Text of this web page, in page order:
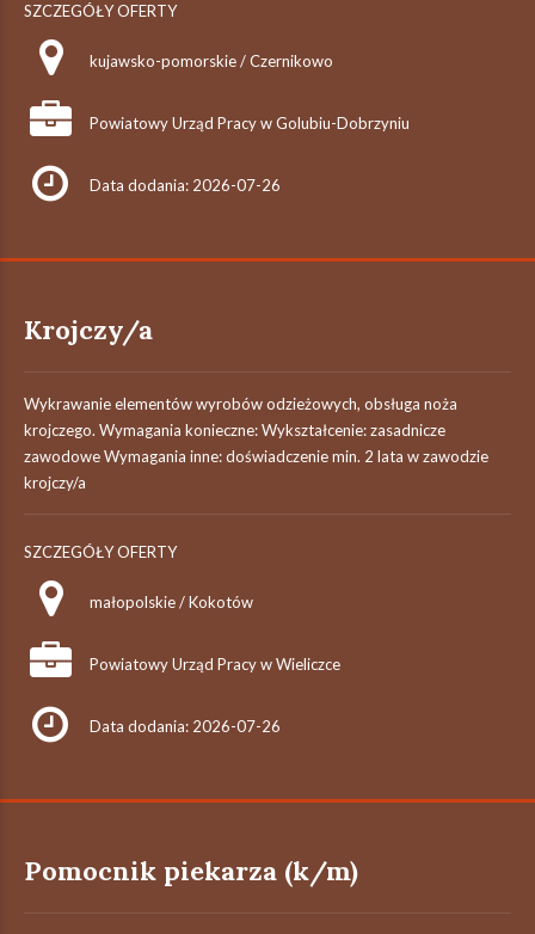
SZCZEGÓŁY OFERTY
kujawsko-pomorskie / Czernikowo
Powiatowy Urząd Pracy w Golubiu-Dobrzyniu
Data dodania: 2026-07-26
Krojczy/a
Wykrawanie elementów wyrobów odzieżowych, obsługa noża
krojczego. Wymagania konieczne: Wykształcenie: zasadnicze
zawodowe Wymagania inne: doświadczenie min. 2 lata w zawodzie
krojczy/a
SZCZEGÓŁY OFERTY
małopolskie / Kokotów
Powiatowy Urząd Pracy w Wieliczce
Data dodania: 2026-07-26
Pomocnik piekarza (k/m)